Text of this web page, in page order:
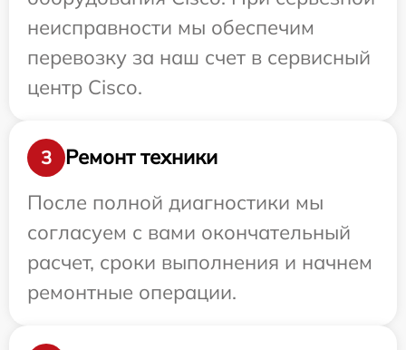
неисправности мы обеспечим
перевозку за наш счет в сервисный
центр Cisco.
3
Ремонт техники
После полной диагностики мы
согласуем с вами окончательный
расчет, сроки выполнения и начнем
ремонтные операции.